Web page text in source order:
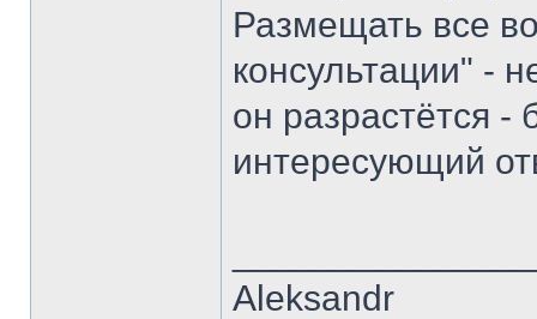
Размещать все
консультации" -
он разрастётся -
интересующий
Aleksandr